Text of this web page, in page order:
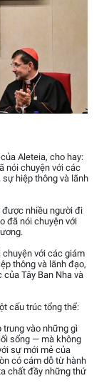
Aleteia, cho hay:
nói chuyện với các
hiệp thông và lãnh
được nhiều người đi
đã nói chuyện với
với các giám
thông và lãnh đạo,
Tây Ban Nha và
cấu trúc tổng thể:
trung vào những gì
sống — mà không
sự mới mẻ của
có cám dỗ từ hành
chất đầy những thứ